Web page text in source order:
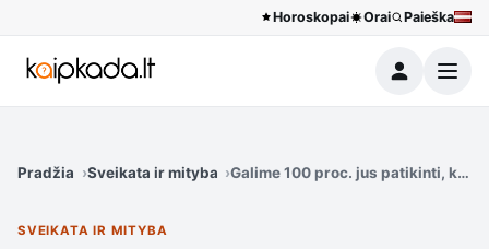
Horoskopai Orai Paieška
Meniu
Pradžia Sveikata ir mityba Galime 100 proc. jus patikinti, kad
SVEIKATA IR MITYBA